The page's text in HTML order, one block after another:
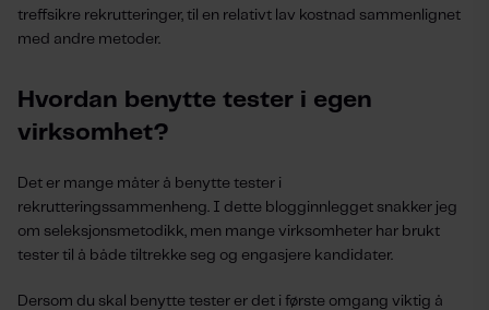
treffsikre rekrutteringer, til en relativt lav kostnad sammenlignet
med andre metoder.
Hvordan benytte tester i egen
virksomhet?
Det er mange måter å benytte tester i
rekrutteringssammenheng. I dette blogginnlegget snakker jeg
om seleksjonsmetodikk, men mange virksomheter har brukt
tester til å både tiltrekke seg og engasjere kandidater.
Dersom du skal benytte tester er det i første omgang viktig å